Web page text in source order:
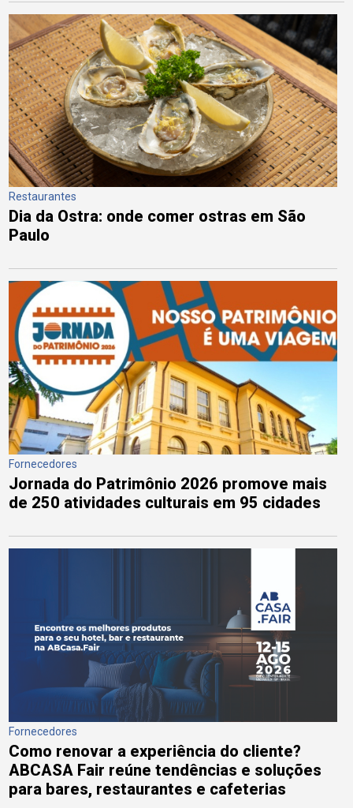
Restaurantes
Dia da Ostra: onde comer ostras em São
Paulo
Fornecedores
Jornada do Patrimônio 2026 promove mais
de 250 atividades culturais em 95 cidades
Fornecedores
Como renovar a experiência do cliente?
ABCASA Fair reúne tendências e soluções
para bares, restaurantes e cafeterias